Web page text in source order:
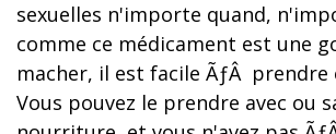
sexuelles n'importe quand,
comme ce médicament est une
macher, il est facile ÃƒÂ prendre
Vous pouvez le prendre avec ou